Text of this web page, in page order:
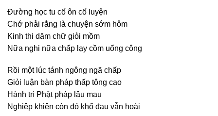
Ðường học tu cố ôn cố luyện
Chớ phải rằng là chuyện sớm hôm
Kinh thi dăm chữ giỏi mồm
Nữa nghi nữa chấp lạy cồm uổng công
Rồi một lúc tánh ngông ngã chấp
Giỏi luận bàn pháp thấp tông cao
Hành trì Phật pháp lâu mau
Nghiệp khiên còn đó khổ đau vẫn hoài